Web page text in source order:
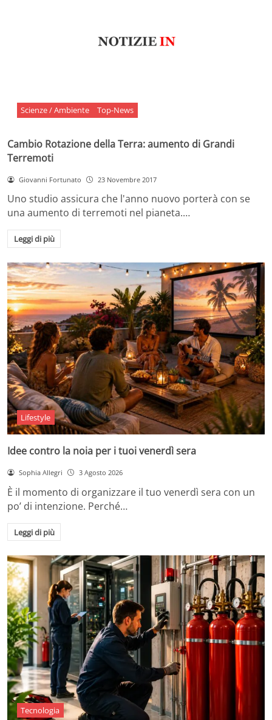
Scienze / Ambiente Top-News
Cambio Rotazione della Terra: aumento di Grandi
Terremoti
Giovanni Fortunato 23 Novembre 2017
Uno studio assicura che l'anno nuovo porterà con se
una aumento di terremoti nel pianeta.…
Leggi di più
Lifestyle
Idee contro la noia per i tuoi venerdì sera
Sophia Allegri 3 Agosto 2026
È il momento di organizzare il tuo venerdì sera con un
po’ di intenzione. Perché…
Leggi di più
Tecnologia